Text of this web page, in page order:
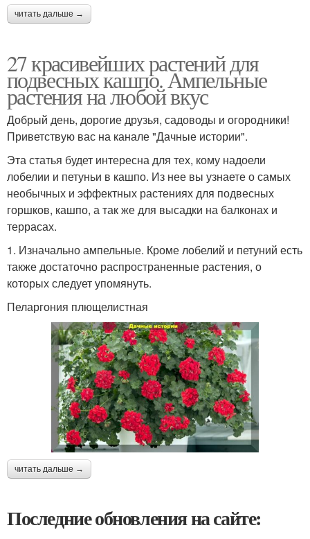
читать дальше →
27 красивейших растений для
подвесных кашпо. Ампельные
растения на любой вкус
Добрый день, дорогие друзья, садоводы и огородники!
Приветствую вас на канале "Дачные истории".
Эта статья будет интересна для тех, кому надоели
лобелии и петуньи в кашпо. Из нее вы узнаете о самых
необычных и эффектных растениях для подвесных
горшков, кашпо, а так же для высадки на балконах и
террасах.
1. Изначально ампельные. Кроме лобелий и петуний есть
также достаточно распространенные растения, о
которых следует упомянуть.
Пеларгония плющелистная
читать дальше →
Последние обновления на сайте: